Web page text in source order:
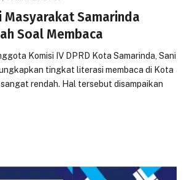
Masyarakat Samarinda
Soal Membaca
Komisi IV DPRD Kota Samarinda, Sani
tingkat literasi membaca di Kota
rendah. Hal tersebut disampaikan